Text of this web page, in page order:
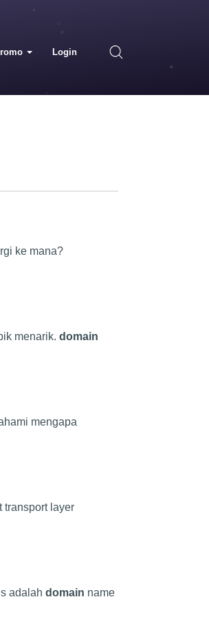
Login
ke mana?
menarik. domain
mengapa
transport layer
adalah domain name